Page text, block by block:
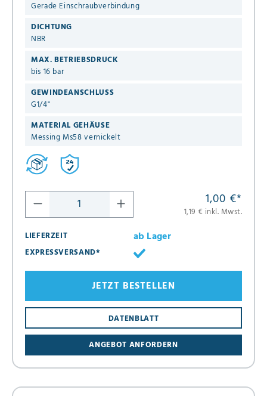
Gerade Einschraubverbindung
DICHTUNG
NBR
MAX. BETRIEBSDRUCK
bis 16 bar
GEWINDEANSCHLUSS
G1/4"
MATERIAL GEHÄUSE
Messing Ms58 vernickelt
1,00 €*
1,19 € inkl. Mwst.
LIEFERZEIT
ab Lager
EXPRESSVERSAND*
ANGEBOT ANFORDERN
DATENBLATT
JETZT BESTELLEN